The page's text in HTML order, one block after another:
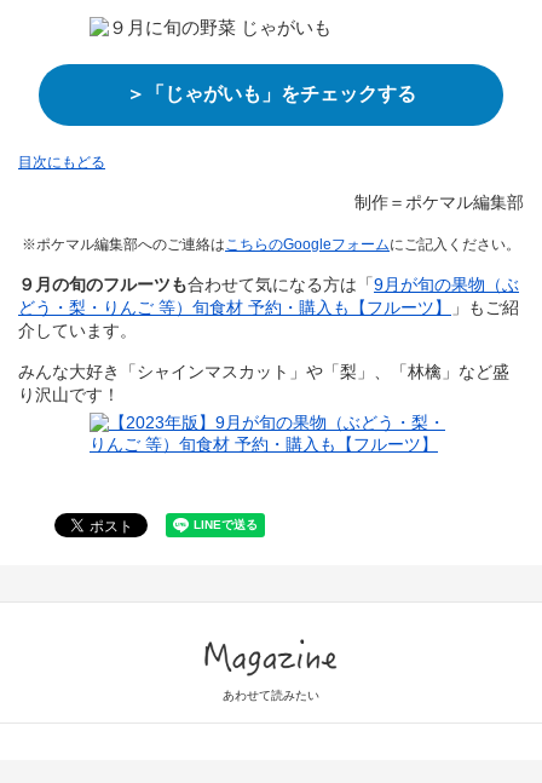
＞「じゃがいも」をチェックする
目次にもどる
制作＝ポケマル編集部
※ポケマル編集部へのご連絡はこちらのGoogleフォームにご記入ください。
９月の旬のフルーツも合わせて気になる方は「9月が旬の果物（ぶ
どう・梨・りんご 等）旬食材 予約・購入も【フルーツ】
」もご紹
介しています。
みんな大好き「シャインマスカット」や「梨」、「林檎」など盛
り沢山です！
あわせて読みたい